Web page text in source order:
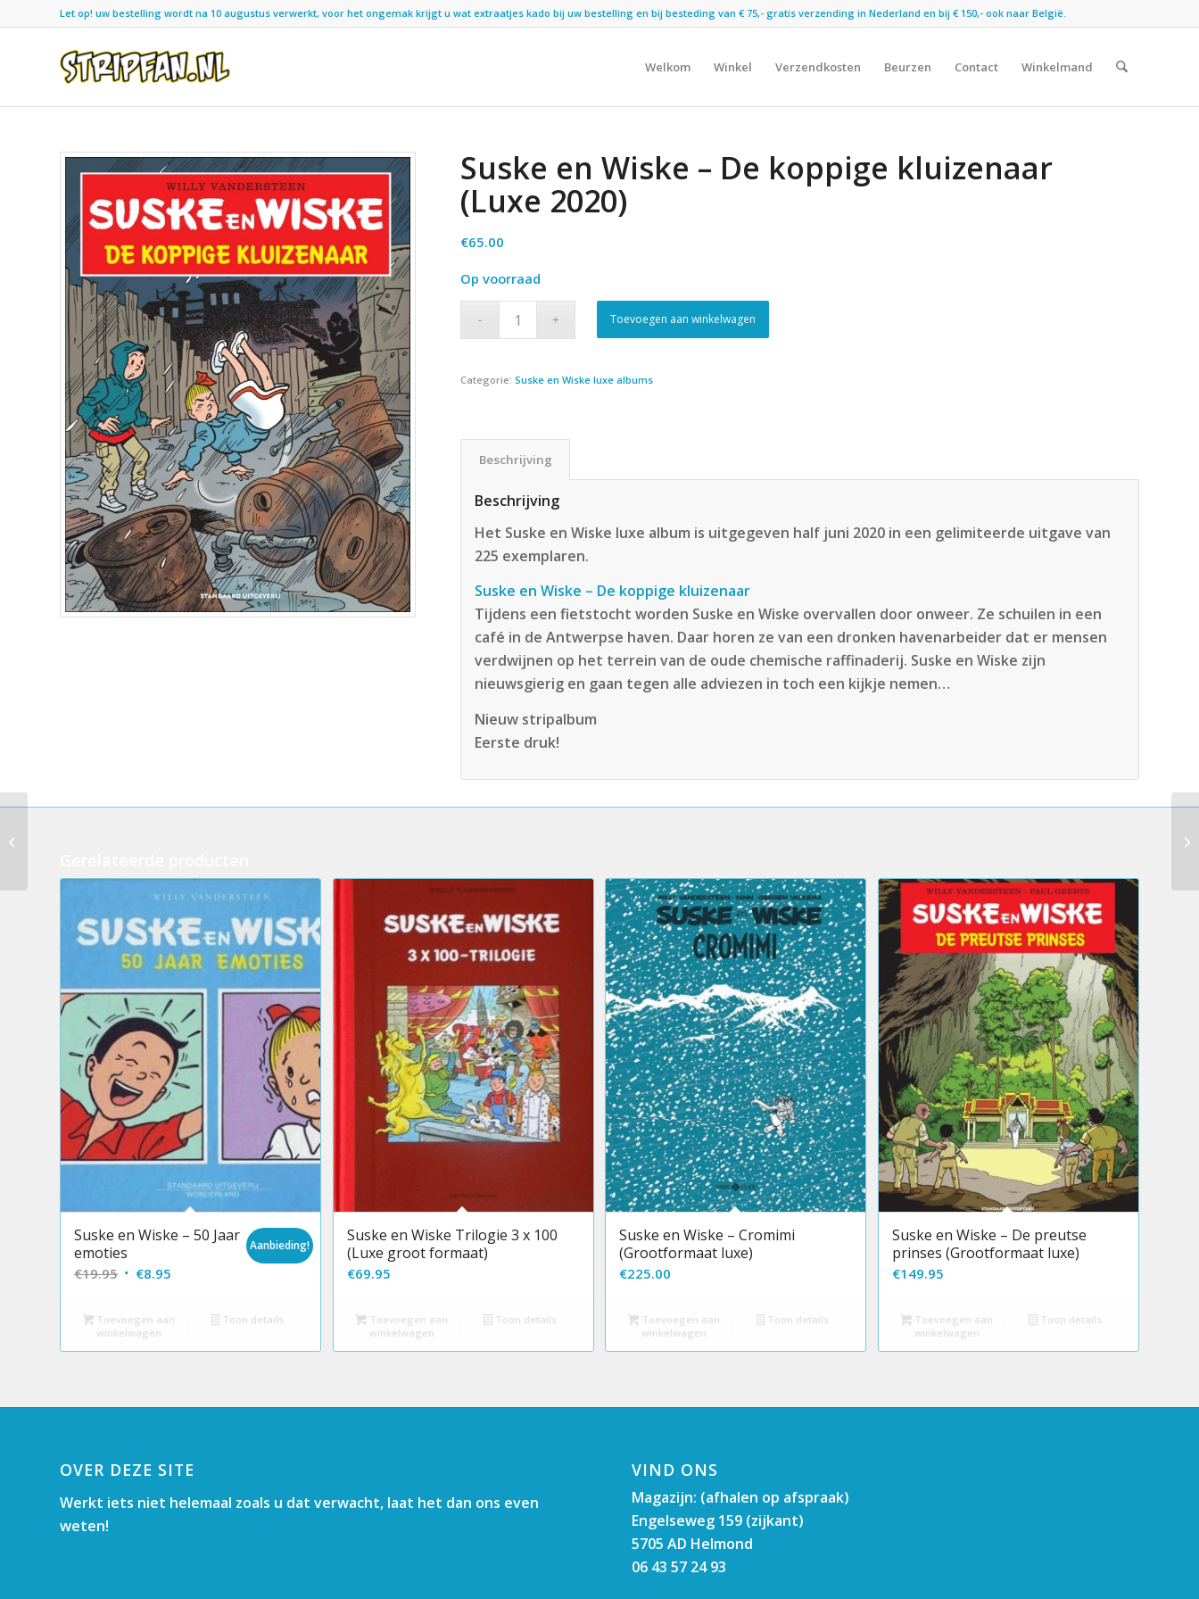
Let op! uw bestelling wordt na 10 augustus verwerkt, voor het ongemak krijgt u wat extraatjes kado bij uw bestelling en bij besteding van € 75,- gratis verzending in Nederland en bij € 150,- ook naar België.
Welkom Winkel Verzendkosten Beurzen Contact Winkelmand
Suske en Wiske – De koppige kluizenaar
(Luxe 2020)
€65.00
Op voorraad
Toevoegen aan winkelwagen
Categorie:Suske en Wiske luxe albums
Beschrijving
Beschrijving
Het Suske en Wiske luxe album is uitgegeven half juni 2020 in een gelimiteerde uitgave van
225 exemplaren.
Suske en Wiske – De koppige kluizenaar
Tijdens een fietstocht worden Suske en Wiske overvallen door onweer. Ze schuilen in een
café in de Antwerpse haven. Daar horen ze van een dronken havenarbeider dat er mensen
verdwijnen op het terrein van de oude chemische raffinaderij. Suske en Wiske zijn
nieuwsgierig en gaan tegen alle adviezen in toch een kijkje nemen…
Nieuw stripalbum
Eerste druk!
Suske en Wiske – 50 Jaar
emoties
€19.95 Oorspronkelijke
was:
€19.95.
€8.95
is:
Aanbieding!
Toevoegen aan
winkelwagen
Toon details
Suske en Wiske Trilogie 3 x 100
(Luxe groot formaat)
€69.95
Toevoegen aan
winkelwagen
Toon details
Suske en Wiske – Cromimi
(Grootformaat luxe)
€225.00
Toevoegen aan
winkelwagen
Toon details
Suske en Wiske – De preutse
prinses (Grootformaat luxe)
€149.95
Toevoegen aan
winkelwagen
Toon details
OVER DEZE SITE
Werkt iets niet helemaal zoals u dat verwacht, laat het dan ons even
weten!
VIND ONS
Magazijn: (afhalen op afspraak)
Engelseweg 159 (zijkant)
5705 AD Helmond
06 43 57 24 93